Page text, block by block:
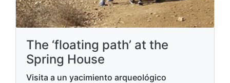
The ‘floating path’ at the
Spring House
Visita a un yacimiento arqueológico